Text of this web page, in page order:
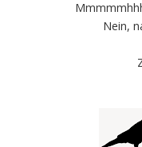
Nein,